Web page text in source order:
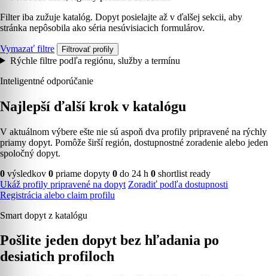
Filter iba zužuje katalóg. Dopyt posielajte až v ďalšej sekcii, aby
stránka nepôsobila ako séria nesúvisiacich formulárov.
Vymazať filtre Filtrovať profily
Rýchle filtre podľa regiónu, služby a termínu
Inteligentné odporúčanie
Najlepší ďalší krok v katalógu
V aktuálnom výbere ešte nie sú aspoň dva profily pripravené na rýchly
priamy dopyt. Pomôže širší región, dostupnostné zoradenie alebo jeden
spoločný dopyt.
0 výsledkov 0 priame dopyty 0 do 24 h 0 shortlist ready
Ukáž profily pripravené na dopyt Zoradiť podľa dostupnosti
Registrácia alebo claim profilu
Smart dopyt z katalógu
Pošlite jeden dopyt bez hľadania po
desiatich profiloch